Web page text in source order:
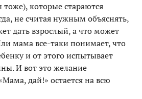
которые стараются
не считая нужным объяснять,
дать взрослый, а что может
мама все-таки понимает, что
и от этого испытывает
И вот это желание
дай!» остается на всю